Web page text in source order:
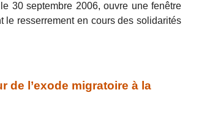
30 septembre 2006, ouvre une fenêtre
le resserrement en cours des solidarités
de l’exode migratoire à la